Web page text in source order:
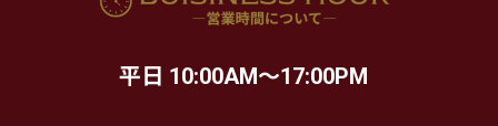
平日 10:00AM～17:00PM